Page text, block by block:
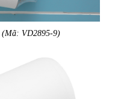
(Mã: VD2895-9)